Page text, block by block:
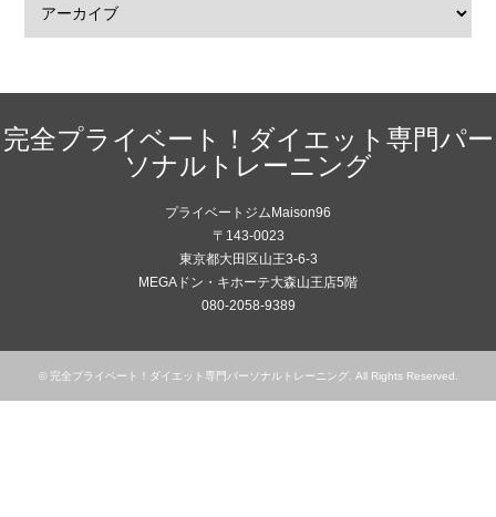
完全プライベート！ダイエット専門パー
ソナルトレーニング
プライベートジムMaison96
〒143-0023
東京都大田区山王3-6-3
MEGAドン・キホーテ大森山王店5階
080-2058-9389
© 完全プライベート！ダイエット専門パーソナルトレーニング. All Rights Reserved.